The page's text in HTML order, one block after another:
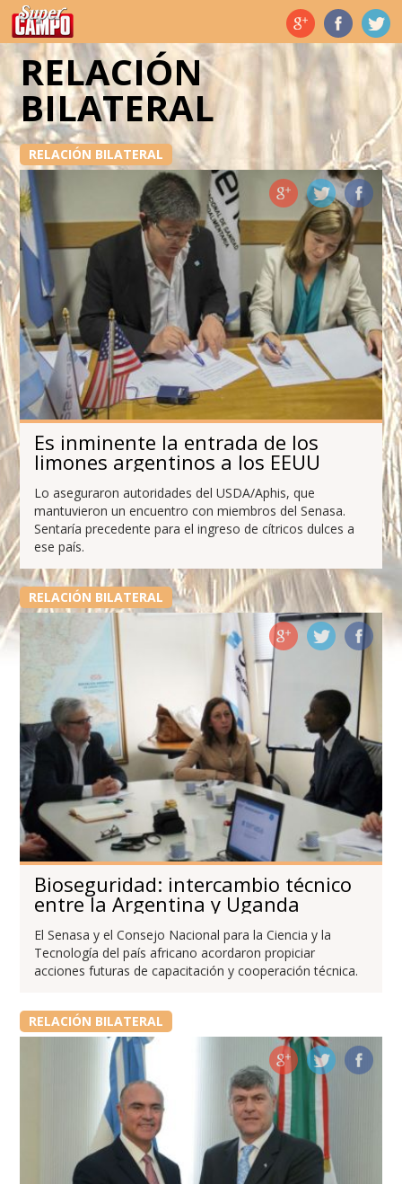
Temas de hoy
RELACIÓN
BILATERAL
RELACIÓN BILATERAL
Es inminente la entrada de los
limones argentinos a los EEUU
Lo aseguraron autoridades del USDA/Aphis, que
mantuvieron un encuentro con miembros del Senasa.
Sentaría precedente para el ingreso de cítricos dulces a
ese país.
RELACIÓN BILATERAL
Bioseguridad: intercambio técnico
entre la Argentina y Uganda
El Senasa y el Consejo Nacional para la Ciencia y la
Tecnología del país africano acordaron propiciar
acciones futuras de capacitación y cooperación técnica.
RELACIÓN BILATERAL